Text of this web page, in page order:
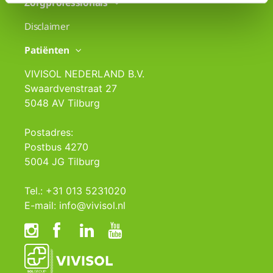
Disclaimer
Patiënten
VIVISOL NEDERLAND B.V.
Swaardvenstraat 27
5048 AV Tilburg
Postadres:
Postbus 4270
5004 JG Tilburg
Tel.: +31 013 5231020
E-mail: info@vivisol.nl